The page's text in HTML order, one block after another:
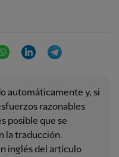
WhatsAppLinkedIn
automáticamente y, si
razonables
posible que se
la traducción.
inglés del artículo